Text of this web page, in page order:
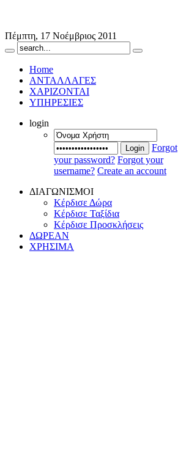
Πέμπτη, 17 Νοέμβριος 2011
Home
ΑΝΤΑΛΛΑΓΕΣ
ΧΑΡΙΖΟΝΤΑΙ
ΥΠΗΡΕΣΙΕΣ
login
Login
Forgot
your password? Forgot your
username? Create an account
ΔΙΑΓΩΝΙΣΜΟΙ
Κέρδισε Δώρα
Κέρδισε Ταξίδια
Κέρδισε Προσκλήσεις
ΔΩΡΕΑΝ
ΧΡΗΣΙΜΑ